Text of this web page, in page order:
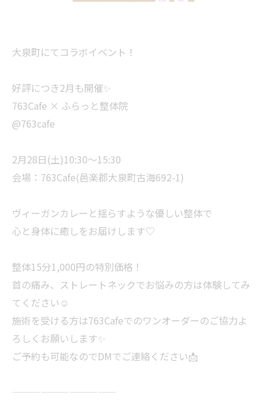
大泉町にてコラボイベント！
好評につき2月も開催✨
763Cafe × ふらっと整体院
@763cafe
2月28日(土)10:30〜15:30
会場：763Cafe(邑楽郡大泉町古海692-1)
ヴィーガンカレーと揺らすような優しい整体で
心と身体に癒しをお届けします♡
整体15分1,000円の特別価格！
首の痛み、ストレートネックでお悩みの方は体験してみ
てください☺️
施術を受ける方は763Cafeでのワンオーダーのご協力よ
ろしくお願いします✨
ご予約も可能なのでDMでご連絡ください📩